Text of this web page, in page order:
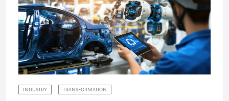
INDUSTRY TRANSFORMATION